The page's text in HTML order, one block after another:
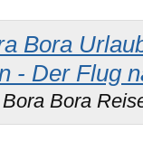
Bora